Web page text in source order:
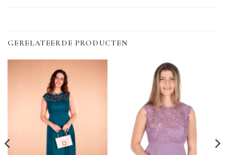
GERELATEERDE PRODUCTEN